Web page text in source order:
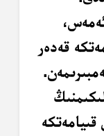
قەدەر